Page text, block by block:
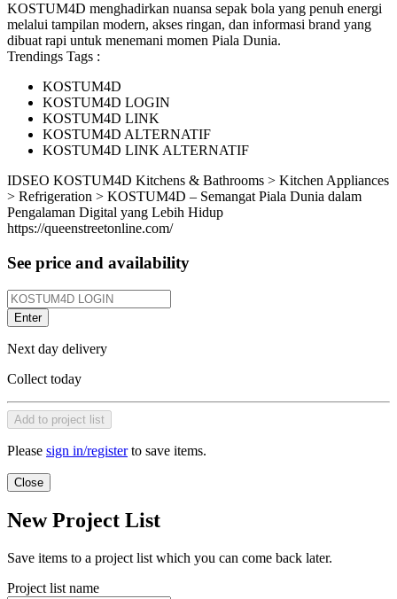
KOSTUM4D menghadirkan nuansa sepak bola yang penuh energi
melalui tampilan modern, akses ringan, dan informasi brand yang
dibuat rapi untuk menemani momen Piala Dunia.
Trendings Tags :
KOSTUM4D
KOSTUM4D LOGIN
KOSTUM4D LINK
KOSTUM4D ALTERNATIF
KOSTUM4D LINK ALTERNATIF
IDSEO KOSTUM4D Kitchens & Bathrooms > Kitchen Appliances
> Refrigeration > KOSTUM4D – Semangat Piala Dunia dalam
Pengalaman Digital yang Lebih Hidup
https://queenstreetonline.com/
See price and availability
Enter
Next day delivery
Collect today
Add to project list
Please sign in/registerto save items.
Close
New Project List
Save items to a project list which you can come back later.
Project list name